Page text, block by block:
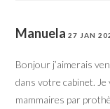
Manuela 27 JAN
Bonjour j’aimerais
dans votre cabinet.
mammaires par